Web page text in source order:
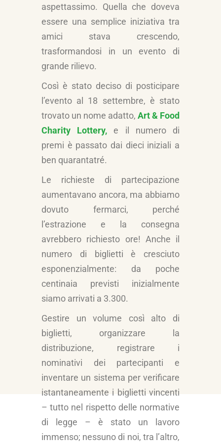
aspettassimo. Quella che doveva
essere una semplice iniziativa tra
amici stava crescendo,
trasformandosi in un evento di
grande rilievo.
Così è stato deciso di posticipare
l’evento al 18 settembre, è stato
trovato un nome adatto, Art & Food
Charity Lottery, e il numero di
premi è passato dai dieci iniziali a
ben quarantatré.
Le richieste di partecipazione
aumentavano ancora, ma abbiamo
dovuto fermarci, perché
l’estrazione e la consegna
avrebbero richiesto ore! Anche il
numero di biglietti è cresciuto
esponenzialmente: da poche
centinaia previsti inizialmente
siamo arrivati a 3.300.
Gestire un volume così alto di
biglietti, organizzare la
distribuzione, registrare i
nominativi dei partecipanti e
inventare un sistema per verificare
istantaneamente i biglietti vincenti
– tutto nel rispetto delle normative
di legge – è stato un lavoro
immenso; nessuno di noi, tra l’altro,